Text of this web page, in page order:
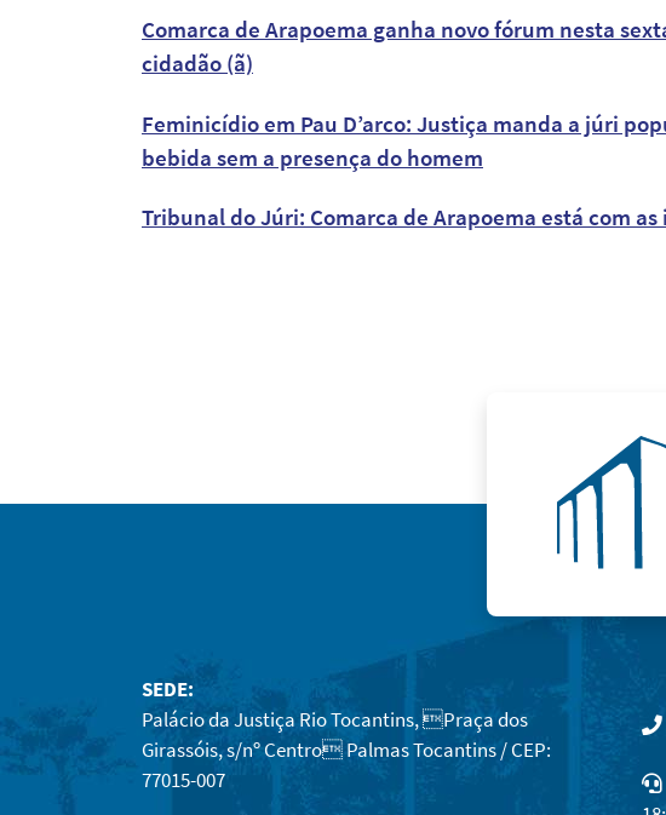
Comarca de Arapoema ganha novo fórum nesta
cidadão (ã)
Feminicídio em Pau D’arco: Justiça manda a júri
bebida sem a presença do homem
Tribunal do Júri: Comarca de Arapoema está com
SEDE:
Palácio da Justiça Rio Tocantins, Praça dos
Girassóis, s/nº Centro Palmas Tocantins / CEP:
77015-007